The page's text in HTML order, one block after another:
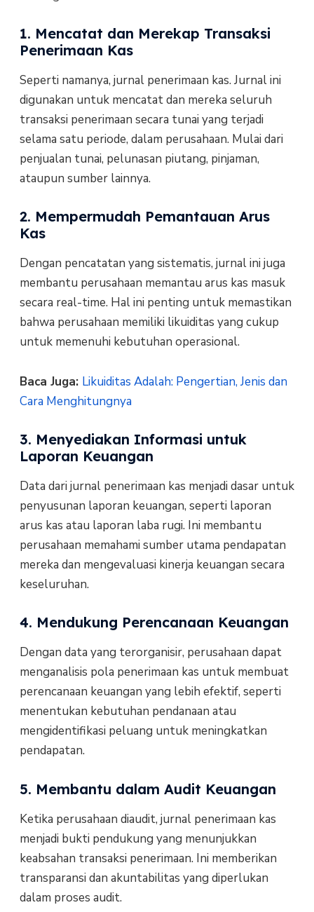
1. Mencatat dan Merekap Transaksi
Penerimaan Kas
Seperti namanya, jurnal penerimaan kas. Jurnal ini
digunakan untuk mencatat dan mereka seluruh
transaksi penerimaan secara tunai yang terjadi
selama satu periode, dalam perusahaan. Mulai dari
penjualan tunai, pelunasan piutang, pinjaman,
ataupun sumber lainnya.
2. Mempermudah Pemantauan Arus
Kas
Dengan pencatatan yang sistematis, jurnal ini juga
membantu perusahaan memantau arus kas masuk
secara real-time. Hal ini penting untuk memastikan
bahwa perusahaan memiliki likuiditas yang cukup
untuk memenuhi kebutuhan operasional.
Baca Juga: Likuiditas Adalah: Pengertian, Jenis dan
Cara Menghitungnya
3. Menyediakan Informasi untuk
Laporan Keuangan
Data dari jurnal penerimaan kas menjadi dasar untuk
penyusunan laporan keuangan, seperti laporan
arus kas atau laporan laba rugi. Ini membantu
perusahaan memahami sumber utama pendapatan
mereka dan mengevaluasi kinerja keuangan secara
keseluruhan.
4. Mendukung Perencanaan Keuangan
Dengan data yang terorganisir, perusahaan dapat
menganalisis pola penerimaan kas untuk membuat
perencanaan keuangan yang lebih efektif, seperti
menentukan kebutuhan pendanaan atau
mengidentifikasi peluang untuk meningkatkan
pendapatan.
5. Membantu dalam Audit Keuangan
Ketika perusahaan diaudit, jurnal penerimaan kas
menjadi bukti pendukung yang menunjukkan
keabsahan transaksi penerimaan. Ini memberikan
transparansi dan akuntabilitas yang diperlukan
dalam proses audit.